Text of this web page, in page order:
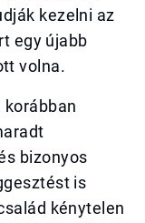
kezelni az
egy újabb
volna.
korábban
bizonyos
is
kénytelen